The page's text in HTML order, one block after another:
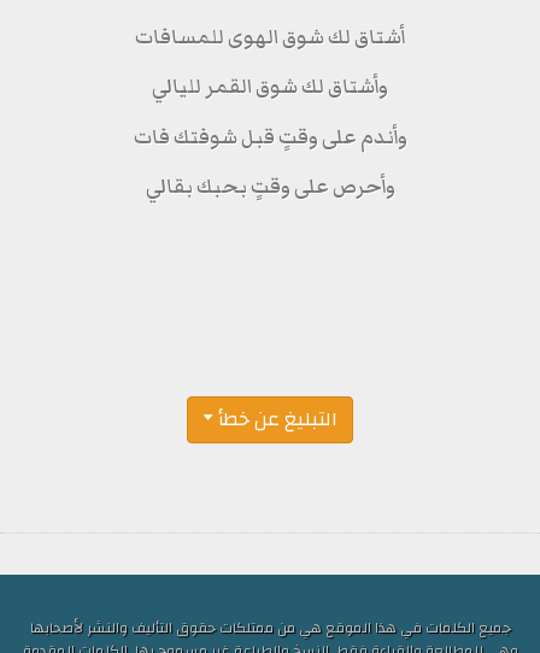
أشتاق لك شوق الهوى للمسافات
وأشتاق لك شوق القمر لليالي
وأندم على وقتٍ قبل شوفتك فات
وأحرص على وقتٍ بحبك بقالي
التبليغ عن خطأ
جميع الكلمات في هذا الموقع هي من ممتلكات حقوق التأليف والنشر لأصحابها